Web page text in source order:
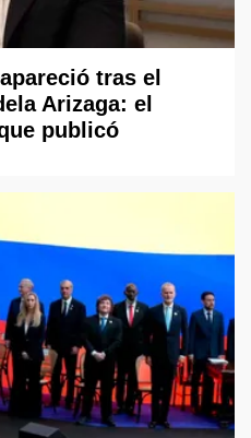
tras el
Arizaga: el
publicó